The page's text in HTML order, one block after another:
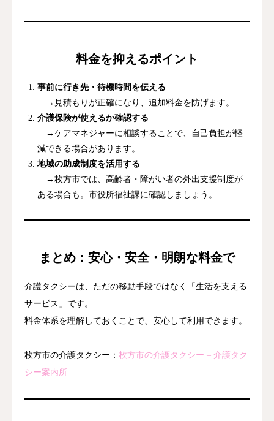
料金を抑えるポイント
事前に行き先・待機時間を伝える
→見積もりが正確になり、追加料金を防げます。
介護保険が使えるか確認する
→ケアマネジャーに相談することで、自己負担が軽
減できる場合があります。
地域の助成制度を活用する
→枚方市では、高齢者・障がい者の外出支援制度が
ある場合も。市役所福祉課に確認しましょう。
まとめ：安心・安全・明朗な料金で
介護タクシーは、ただの移動手段ではなく「生活を支える
サービス」です。
料金体系を理解しておくことで、安心して利用できます。
枚方市の介護タクシー： 枚方市の介護タクシー – 介護タク
シー案内所